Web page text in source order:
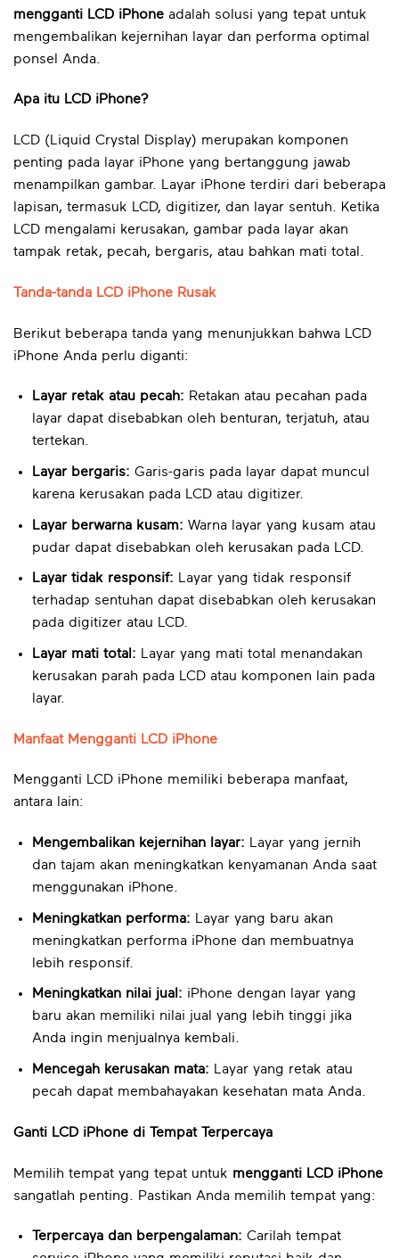
mengganti LCD iPhone adalah solusi yang tepat untuk
mengembalikan kejernihan layar dan performa optimal
ponsel Anda.
Apa itu LCD iPhone?
LCD (Liquid Crystal Display) merupakan komponen
penting pada layar iPhone yang bertanggung jawab
menampilkan gambar. Layar iPhone terdiri dari beberapa
lapisan, termasuk LCD, digitizer, dan layar sentuh. Ketika
LCD mengalami kerusakan, gambar pada layar akan
tampak retak, pecah, bergaris, atau bahkan mati total.
Tanda-tanda LCD iPhone Rusak
Berikut beberapa tanda yang menunjukkan bahwa LCD
iPhone Anda perlu diganti:
Layar retak atau pecah: Retakan atau pecahan pada
layar dapat disebabkan oleh benturan, terjatuh, atau
tertekan.
Layar bergaris: Garis-garis pada layar dapat muncul
karena kerusakan pada LCD atau digitizer.
Layar berwarna kusam: Warna layar yang kusam atau
pudar dapat disebabkan oleh kerusakan pada LCD.
Layar tidak responsif: Layar yang tidak responsif
terhadap sentuhan dapat disebabkan oleh kerusakan
pada digitizer atau LCD.
Layar mati total: Layar yang mati total menandakan
kerusakan parah pada LCD atau komponen lain pada
layar.
Manfaat Mengganti LCD iPhone
Mengganti LCD iPhone memiliki beberapa manfaat,
antara lain:
Mengembalikan kejernihan layar: Layar yang jernih
dan tajam akan meningkatkan kenyamanan Anda saat
menggunakan iPhone.
Meningkatkan performa: Layar yang baru akan
meningkatkan performa iPhone dan membuatnya
lebih responsif.
Meningkatkan nilai jual: iPhone dengan layar yang
baru akan memiliki nilai jual yang lebih tinggi jika
Anda ingin menjualnya kembali.
Mencegah kerusakan mata: Layar yang retak atau
pecah dapat membahayakan kesehatan mata Anda.
Ganti LCD iPhone di Tempat Terpercaya
Memilih tempat yang tepat untuk mengganti LCD iPhone
sangatlah penting. Pastikan Anda memilih tempat yang:
Terpercaya dan berpengalaman: Carilah tempat